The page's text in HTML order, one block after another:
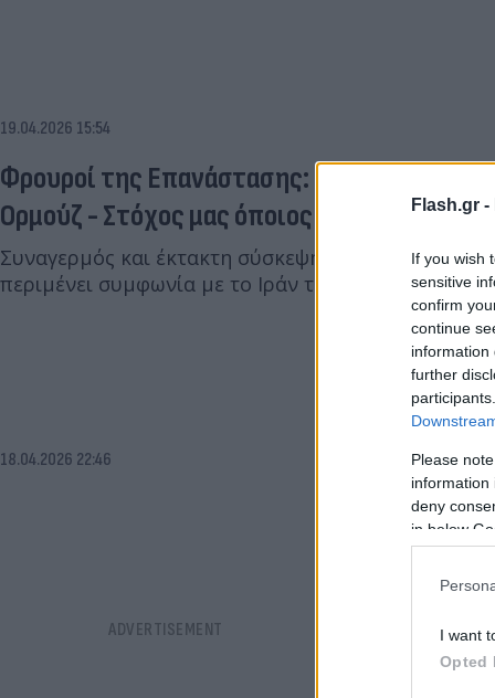
Flash.gr -
If you wish
sensitive
confirm
continue
information
further
Please
information
deny
in below
I want
Opted
19.04.2026 15:54
Φρουροί της Επανάστασης: «Κλειστά από
Ορμούζ - Στόχος μας όποιος πλησιάζει»
Συναγερμός και έκτακτη σύσκεψη στον Λευκό
περιμένει συμφωνία με το Ιράν τα επόμενα 24ωρα.
18.04.2026 22:46